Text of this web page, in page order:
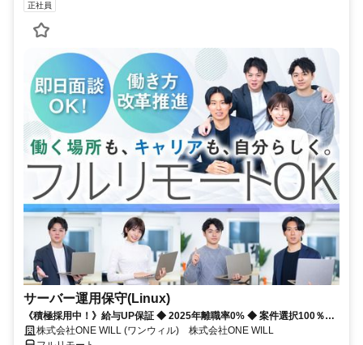
正社員
サーバー運用保守(Linux)
《積極採用中！》給与UP保証 ◆ 2025年離職率0% ◆ 案件選択100％！
◆ 平均残業7時間！
株式会社ONE WILL (ワンウィル) 株式会社ONE WILL